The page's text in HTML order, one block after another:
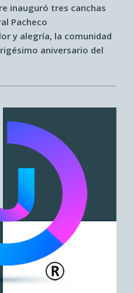
inauguró tres canchas
Pacheco
y alegría, la comunidad
aniversario del